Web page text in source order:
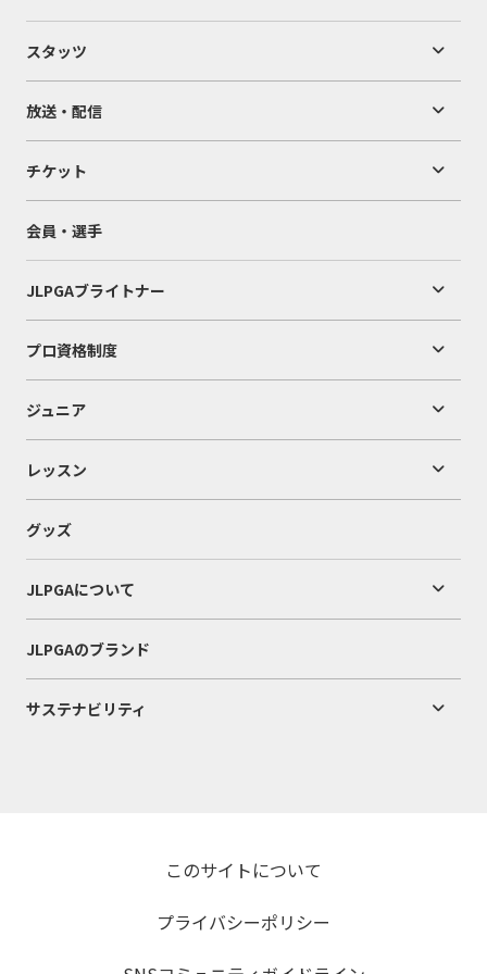
スタッツ
放送・配信
チケット
会員・選手
JLPGAブライトナー
プロ資格制度
ジュニア
レッスン
グッズ
JLPGAについて
JLPGAのブランド
サステナビリティ
このサイトについて
プライバシーポリシー